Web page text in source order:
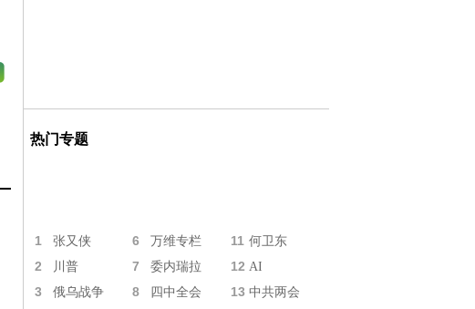
热门专题
1 张又侠 6 万维专栏 11 何卫东
2 川普 7 委内瑞拉 12 AI
3 俄乌战争 8 四中全会 13 中共两会